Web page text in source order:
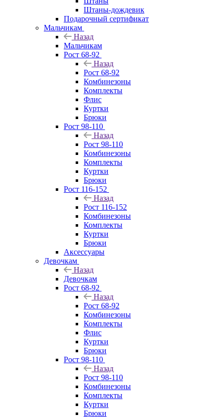
Штаны-дождевик
Подарочный сертификат
Мальчикам
Назад
Мальчикам
Рост 68-92
Назад
Рост 68-92
Комбинезоны
Комплекты
Флис
Куртки
Брюки
Рост 98-110
Назад
Рост 98-110
Комбинезоны
Комплекты
Куртки
Брюки
Рост 116-152
Назад
Рост 116-152
Комбинезоны
Комплекты
Куртки
Брюки
Аксессуары
Девочкам
Назад
Девочкам
Рост 68-92
Назад
Рост 68-92
Комбинезоны
Комплекты
Флис
Куртки
Брюки
Рост 98-110
Назад
Рост 98-110
Комбинезоны
Комплекты
Куртки
Брюки